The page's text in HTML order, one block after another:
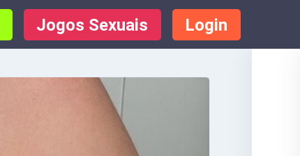
Jogos Sexuais Login